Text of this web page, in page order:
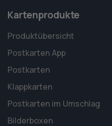
Kartenprodukte
Produktübersicht
Postkarten App
Postkarten
Klappkarten
Postkarten im Umschlag
Bilderboxen